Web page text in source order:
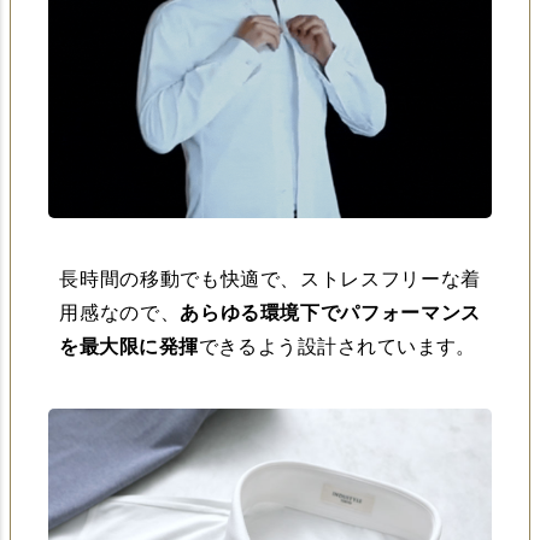
長時間の移動でも快適で、ストレスフリーな着
用感なので、 あらゆる環境下でパフォーマンス
を最大限に発揮できるよう設計されています。